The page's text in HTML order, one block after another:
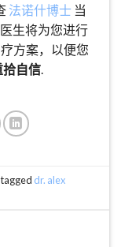
法诺什博士 当
生将为您进行
方案，以便您
拾自信.
dr. alex